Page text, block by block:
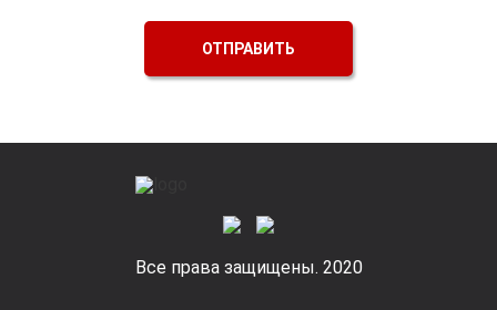
ОТПРАВИТЬ
Все права защищены. 2020